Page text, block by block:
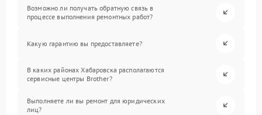
Возможно ли получать обратную связь в
процессе выполнения ремонтных работ?
Какую гарантию вы предоставляете?
В каких районах Хабаровска располагаются
сервисные центры Brother?
Выполняете ли вы ремонт для юридических
лиц?